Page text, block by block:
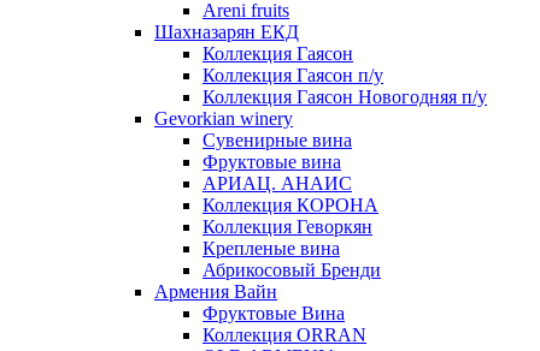
Areni fruits
Шахназарян ЕКД
Коллекция Гаясон
Коллекция Гаясон п/у
Коллекция Гаясон Новогодняя п/у
Gevorkian winery
Сувенирные вина
Фруктовые вина
АРИАЦ. АНАИС
Коллекция КОРОНА
Коллекция Геворкян
Крепленые вина
Абрикосовый Бренди
Армения Вайн
Фруктовые Вина
Коллекция ORRAN